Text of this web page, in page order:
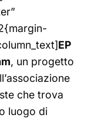
EP
, un progetto
che trova
luogo di